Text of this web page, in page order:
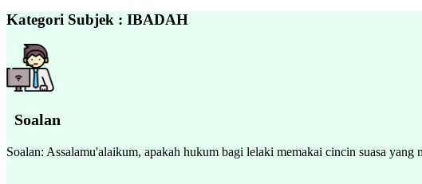
Kategori Subjek : IBADAH
Soalan
Soalan: Assalamu'alaikum, apakah hukum bagi lelaki memakai cincin suasa